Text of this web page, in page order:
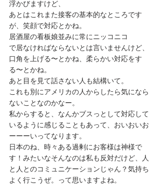
浮かびますけど、
あとはこれまた接客の基本的なところです
が、笑顔で対応とかね。
居酒屋の看板娘並みに常にニッコニコ
で居なければならないとは言いませんけど、
口角を上げる〜とかね、柔らかい対応をす
る〜とかね。
あと目を見て話さない人も結構いて。
これも別にアメリカの人からしたら気になら
ないことなのかなー。
私からすると、なんかブスっとして対応して
いるように感じることもあって、おいおいお
ーーーいってなります。
日本のね、時々ある過剰にお客様は神様で
す！みたいなそんなのは私も反対だけど、人
と人とのコミュニケーションじゃん？気持ち
よく行こうぜ。って思いますよね。